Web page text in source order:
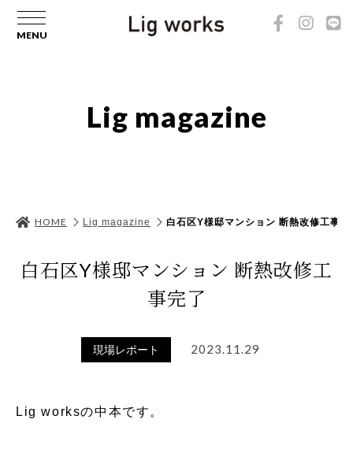
Lig magazine
HOME Lig magazine 白石区Y様邸マンション 断熱改修工事完
白石区Y様邸マンション 断熱改修工
事完了
現場レポート 2023.11.29
Lig worksの中本です。